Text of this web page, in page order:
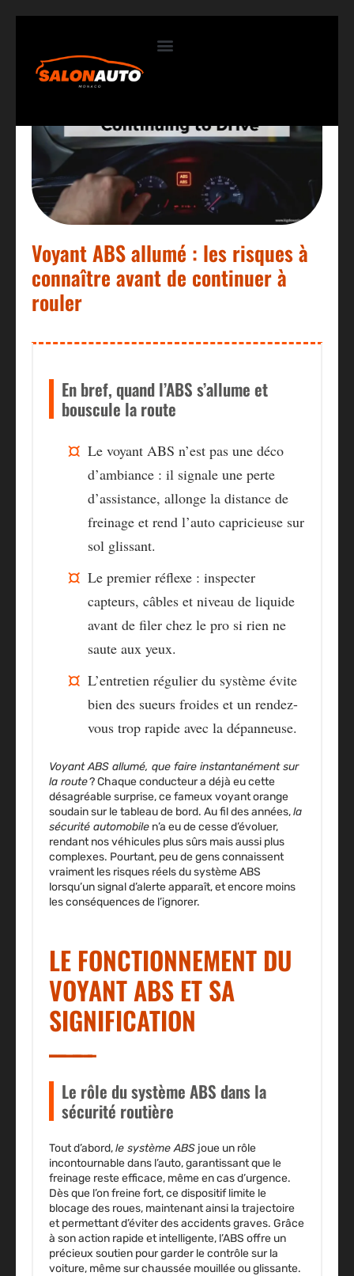
Voyant ABS allumé : les risques à
connaître avant de continuer à
rouler
En bref, quand l’ABS s’allume et
bouscule la route
Le voyant ABS n’est pas une déco
d’ambiance : il signale une perte
d’assistance, allonge la distance de
freinage et rend l’auto capricieuse sur
sol glissant.
Le premier réflexe : inspecter
capteurs, câbles et niveau de liquide
avant de filer chez le pro si rien ne
saute aux yeux.
L’entretien régulier du système évite
bien des sueurs froides et un rendez-
vous trop rapide avec la dépanneuse.
Voyant ABS allumé, que faire instantanément sur
la route? Chaque conducteur a déjà eu cette
désagréable surprise, ce fameux voyant orange
soudain sur le tableau de bord. Au fil des années,la
sécurité automobile n’a eu de cesse d’évoluer,
rendant nos véhicules plus sûrs mais aussi plus
complexes. Pourtant, peu de gens connaissent
vraiment les risques réels du système ABS
lorsqu’un signal d’alerte apparaît, et encore moins
les conséquences de l’ignorer.
LE FONCTIONNEMENT DU
VOYANT ABS ET SA
SIGNIFICATION
Le rôle du système ABS dans la
sécurité routière
Tout d’abord,le système ABS joue un rôle
incontournable dans l’auto, garantissant que le
freinage reste efficace, même en cas d’urgence.
Dès que l’on freine fort, ce dispositif limite le
blocage des roues, maintenant ainsi la trajectoire
et permettant d’éviter des accidents graves. Grâce
à son action rapide et intelligente, l’ABS offre un
précieux soutien pour garder le contrôle sur la
voiture, même sur chaussée mouillée ou glissante.